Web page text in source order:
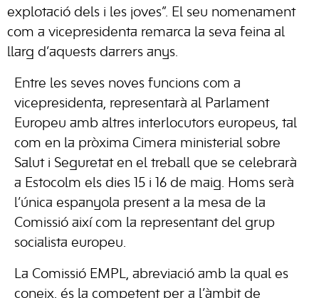
explotació dels i les joves”. El seu nomenament
com a vicepresidenta remarca la seva feina al
llarg d’aquests darrers anys.
Entre les seves noves funcions com a
vicepresidenta, representarà al Parlament
Europeu amb altres interlocutors europeus, tal
com en la pròxima Cimera ministerial sobre
Salut i Seguretat en el treball que se celebrarà
a Estocolm els dies 15 i 16 de maig. Homs serà
l’única espanyola present a la mesa de la
Comissió així com la representant del grup
socialista europeu.
La Comissió EMPL, abreviació amb la qual es
coneix, és la competent per a l’àmbit de